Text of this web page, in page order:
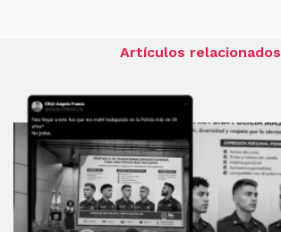
Artículos relacionados